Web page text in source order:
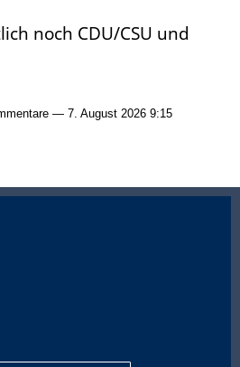
noch CDU/CSU und
— 7. August 2026 9:15